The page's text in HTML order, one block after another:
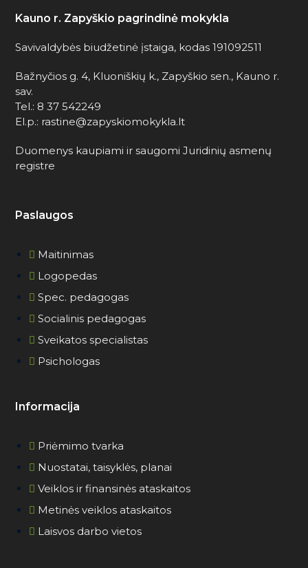
Kauno r. Zapyškio pagrindinė mokykla
Savivaldybės biudžetinė įstaiga, kodas 191092511
Bažnyčios g. 4, Kluoniškių k., Zapyškio sen., Kauno r.
sav.
Tel.: 8 37 542249
El.p.: rastine@zapyskiomokykla.lt
Duomenys kaupiami ir saugomi Juridinių asmenų
registre
Paslaugos
Maitinimas
Logopedas
Spec. pedagogas
Socialinis pedagogas
Sveikatos specialistas
Psichologas
Informacija
Priėmimo tvarka
Nuostatai, taisyklės, planai
Veiklos ir finansinės ataskaitos
Metinės veiklos ataskaitos
Laisvos darbo vietos